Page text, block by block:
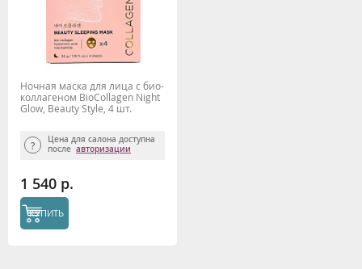
Ночная маска для лица с био-
коллагеном BioCollagen Night
Glow, Beauty Style, 4 шт.
Цена для салона доступна
после авторизации
1 540 р.
КУПИТЬ